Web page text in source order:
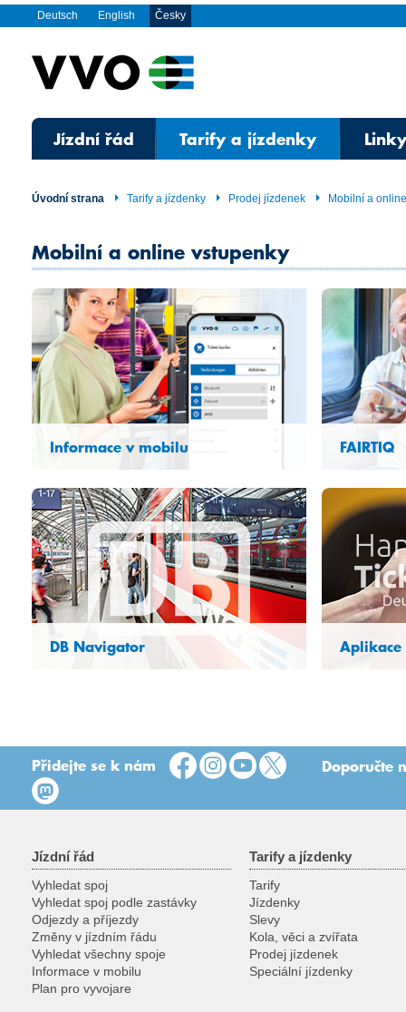
Deutsch English Česky
Jízdní řád Tarify a jízdenky
Úvodní strana Tarify a jízdenky Prodej jízdenek Mobilní a
Mobilní a online vstupenky
Informace v mobilu
zakoupíte prostřednictvím aplikací
www.vvo-mobil.de nebo m.dvb.de.
DB Navigator
FAIRTIQ
vydejte se
vypočítá
Aplikace
Přidejte se k nám Doporučte
Jízdní řád
Vyhledat spoj
Vyhledat spoj podle zastávky
Odjezdy a příjezdy
Změny v jízdním řádu
Vyhledat všechny spoje
Informace v mobilu
Plan pro vyvojare
Tarify a jízdenky
Tarify
Jízdenky
Slevy
Kola, věci a zvířata
Prodej jízdenek
Speciální jízdenky